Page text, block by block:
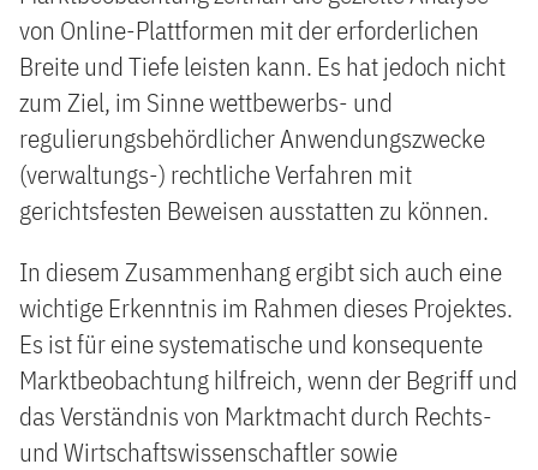
von Online-Plattformen mit der erforderlichen
Breite und Tiefe leisten kann. Es hat jedoch nicht
zum Ziel, im Sinne wettbewerbs- und
regulierungsbehördlicher Anwendungszwecke
(verwaltungs-) rechtliche Verfahren mit
gerichtsfesten Beweisen ausstatten zu können.
In diesem Zusammenhang ergibt sich auch eine
wichtige Erkenntnis im Rahmen dieses Projektes.
Es ist für eine systematische und konsequente
Marktbeobachtung hilfreich, wenn der Begriff und
das Verständnis von Marktmacht durch Rechts-
und Wirtschaftswissenschaftler sowie